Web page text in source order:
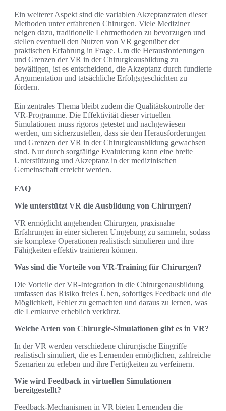
Ein weiterer Aspekt sind die variablen Akzeptanzraten dieser
Methoden unter erfahrenen Chirurgen. Viele Mediziner
neigen dazu, traditionelle Lehrmethoden zu bevorzugen und
stellen eventuell den Nutzen von VR gegenüber der
praktischen Erfahrung in Frage. Um die Herausforderungen
und Grenzen der VR in der Chirurgieausbildung zu
bewältigen, ist es entscheidend, die Akzeptanz durch fundierte
Argumentation und tatsächliche Erfolgsgeschichten zu
fördern.
Ein zentrales Thema bleibt zudem die Qualitätskontrolle der
VR-Programme. Die Effektivität dieser virtuellen
Simulationen muss rigoros getestet und nachgewiesen
werden, um sicherzustellen, dass sie den Herausforderungen
und Grenzen der VR in der Chirurgieausbildung gewachsen
sind. Nur durch sorgfältige Evaluierung kann eine breite
Unterstützung und Akzeptanz in der medizinischen
Gemeinschaft erreicht werden.
FAQ
Wie unterstützt VR die Ausbildung von Chirurgen?
VR ermöglicht angehenden Chirurgen, praxisnahe
Erfahrungen in einer sicheren Umgebung zu sammeln, sodass
sie komplexe Operationen realistisch simulieren und ihre
Fähigkeiten effektiv trainieren können.
Was sind die Vorteile von VR-Training für Chirurgen?
Die Vorteile der VR-Integration in die Chirurgenausbildung
umfassen das Risiko freies Üben, sofortiges Feedback und die
Möglichkeit, Fehler zu gemachten und daraus zu lernen, was
die Lernkurve erheblich verkürzt.
Welche Arten von Chirurgie-Simulationen gibt es in VR?
In der VR werden verschiedene chirurgische Eingriffe
realistisch simuliert, die es Lernenden ermöglichen, zahlreiche
Szenarien zu erleben und ihre Fertigkeiten zu verfeinern.
Wie wird Feedback in virtuellen Simulationen
bereitgestellt?
Feedback-Mechanismen in VR bieten Lernenden die